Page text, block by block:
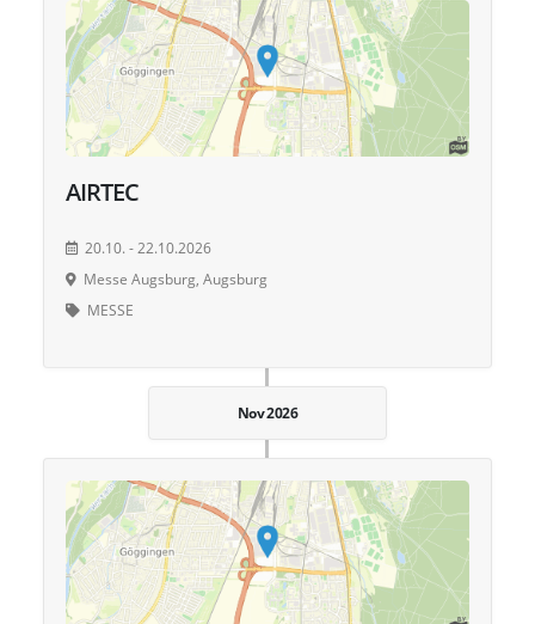
AIRTEC
20.10. - 22.10.2026
Messe Augsburg, Augsburg
MESSE
Nov 2026